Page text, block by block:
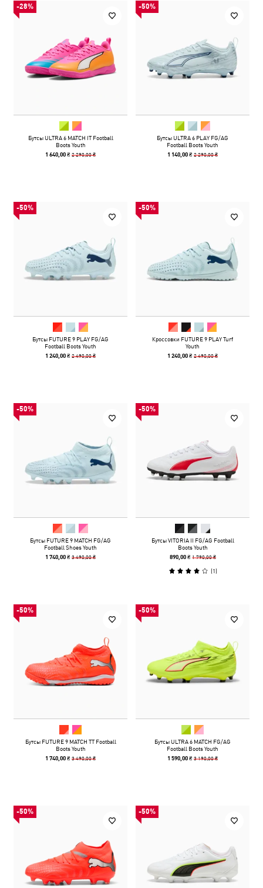
-28%
Бутсы ULTRA 6 MATCH IT Football
Boots Youth
1 640,00 ₴2 290,00 ₴
-50%
Бутсы ULTRA 6 PLAY FG/AG
Football Boots Youth
1 140,00 ₴2 290,00 ₴
-50%
Бутсы FUTURE 9 PLAY FG/AG
Football Boots Youth
1 240,00 ₴2 490,00 ₴
-50%
Кроссовки FUTURE 9 PLAY Turf
Youth
1 240,00 ₴2 490,00 ₴
-50%
Бутсы FUTURE 9 MATCH FG/AG
Football Shoes Youth
1 740,00 ₴3 490,00 ₴
-50%
Бутсы VITORIA II FG/AG Football
Boots Youth
890,00 ₴ 1 790,00 ₴
(1)
-50%
Бутсы FUTURE 9 MATCH TT Football
Boots Youth
1 740,00 ₴3 490,00 ₴
-50%
Бутсы ULTRA 6 MATCH FG/AG
Football Boots Youth
1 590,00 ₴3 190,00 ₴
-50% -50%